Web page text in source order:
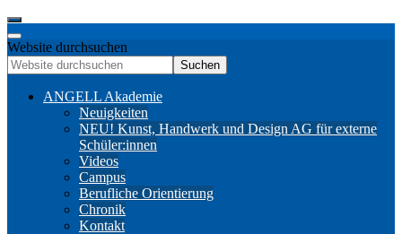
Website durchsuchen
Suchen
ANGELL Akademie
Neuigkeiten
NEU! Kunst, Handwerk und Design AG für externe
Schüler:innen
Videos
Campus
Berufliche Orientierung
Chronik
Kontakt